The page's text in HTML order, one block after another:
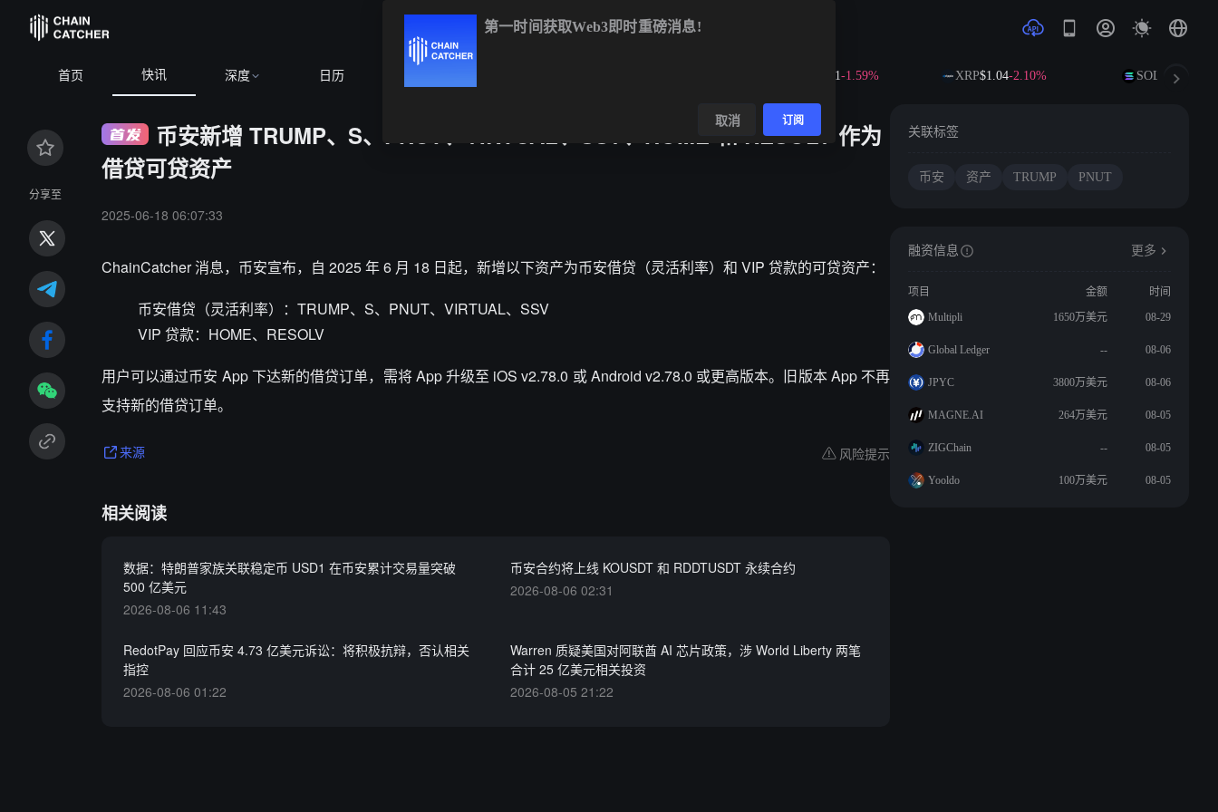
首页 快讯 深度 日历 -1.59% XRP$1.04-2.10% SOL$73.18
分享至
币安新增 TRUMP、S、PNUT、VIRTUAL、SSV、HOME 和 RESOLV 作为
借贷可贷资产
2025-06-18 06:07:33
ChainCatcher 消息，币安宣布，自 2025 年 6 月 18 日起，新增以下资产为币安借贷（灵活利率）和 VIP 贷款的可贷资产：
币安借贷（灵活利率）：TRUMP、S、PNUT、VIRTUAL、SSV
VIP 贷款：HOME、RESOLV
用户可以通过币安 App 下达新的借贷订单，需将 App 升级至 iOS v2.78.0 或 Android v2.78.0 或更高版本。旧版本 App 不再
支持新的借贷订单。
来源 风险提示
相关阅读
数据：特朗普家族关联稳定币 USD1 在币安累计交易量突破
500 亿美元
2026-08-06 11:43
币安合约将上线 KOUSDT 和 RDDTUSDT 永续合约
2026-08-06 02:31
RedotPay 回应币安 4.73 亿美元诉讼：将积极抗辩，否认相关
指控
2026-08-06 01:22
Warren 质疑美国对阿联酋 AI 芯片政策，涉 World Liberty 两笔
合计 25 亿美元相关投资
2026-08-05 21:22
关联标签
币安 资产 TRUMP PNUT
融资信息 更多
项目 金额
时间
Multipli
1650万美元 08-29
Global Ledger -- 08-06
JPYC 3800万美元 08-06
MAGNE.AI 264万美元 08-05
ZIGChain -- 08-05
Yooldo 100万美元 08-05
第一时间获取Web3即时重磅消息!
取消 订阅